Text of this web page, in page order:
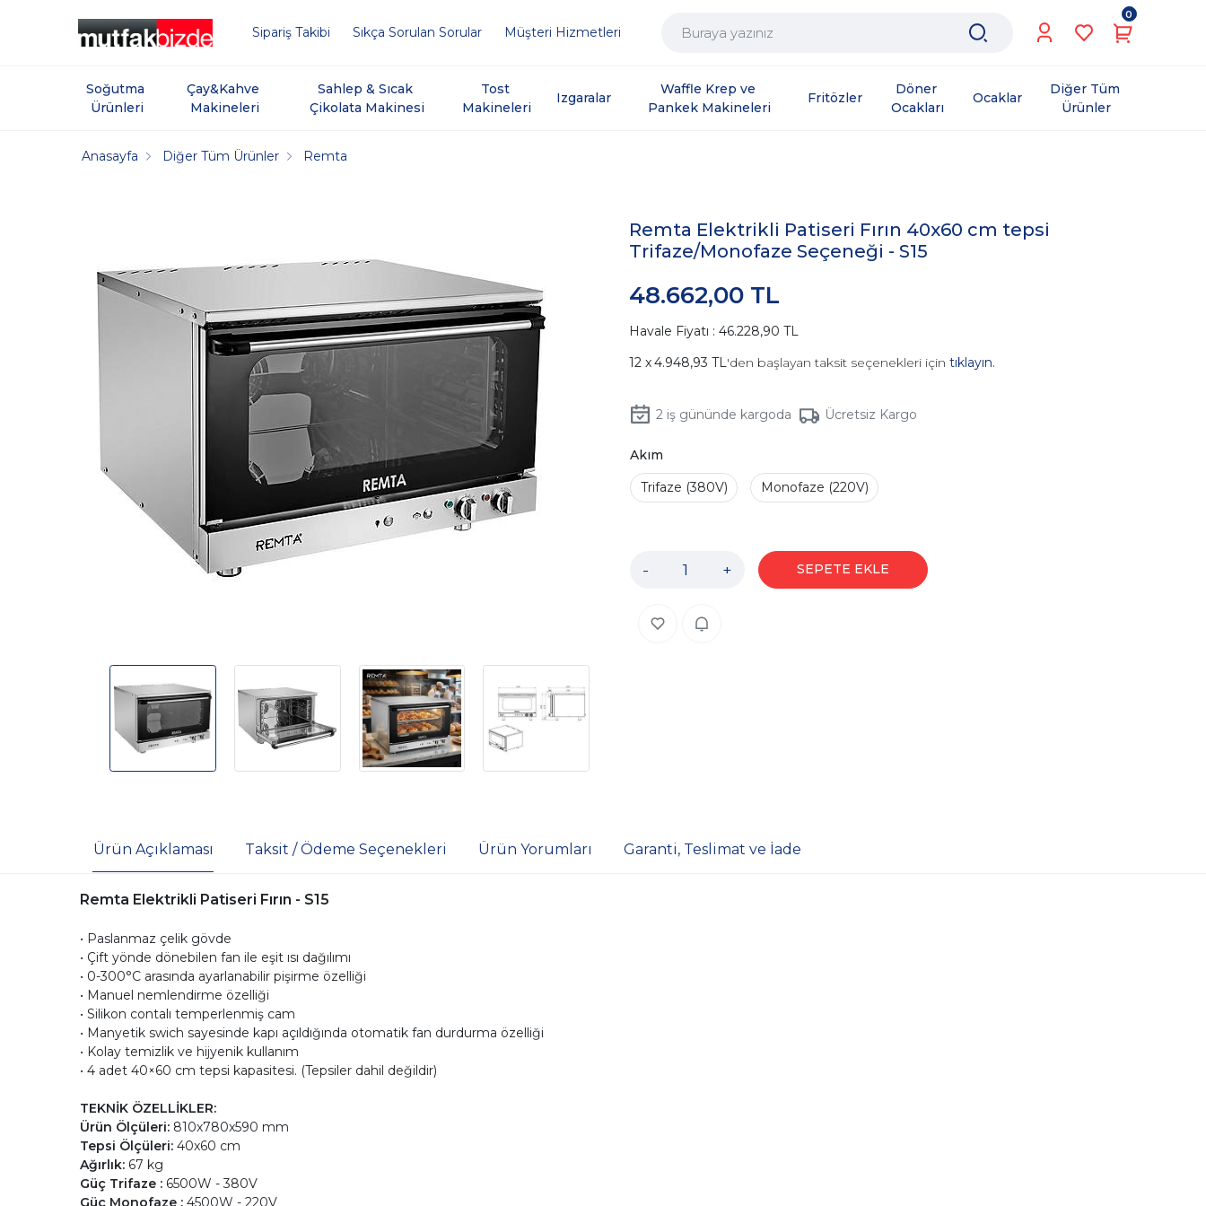
Sipariş Takibi Sıkça Sorulan Sorular Müşteri Hizmetleri
0
Soğutma
Ürünleri
Çay&Kahve
Makineleri
Sahlep & Sıcak
Çikolata Makinesi
Tost
Makineleri
Izgaralar
Waffle Krep ve
Pankek Makineleri
Fritözler
Döner
Ocakları
Ocaklar
Diğer Tüm
Ürünler
Anasayfa Diğer Tüm Ürünler Remta
Remta Elektrikli Patiseri Fırın 40x60 cm tepsi
Trifaze/Monofaze Seçeneği - S15
48.662,00 TL
Havale Fiyatı : 46.228,90 TL
4.948,93 TL'den başlayan taksit seçenekleri için tıklayın.
2iş gününde kargoda Ücretsiz Kargo
Akım
Trifaze (380V) Monofaze (220V)
- + SEPETE EKLE
Ürün Açıklaması Taksit / Ödeme Seçenekleri Ürün Yorumları Garanti, Teslimat ve İade
Remta Elektrikli Patiseri Fırın - S15
• Paslanmaz çelik gövde
• Çift yönde dönebilen fan ile eşit ısı dağılımı
• 0-300°C arasında ayarlanabilir pişirme özelliği
• Manuel nemlendirme özelliği
• Silikon contalı temperlenmiş cam
• Manyetik swich sayesinde kapı açıldığında otomatik fan durdurma özelliği
• Kolay temizlik ve hijyenik kullanım
• 4 adet 40×60 cm tepsi kapasitesi. (Tepsiler dahil değildir)
TEKNİK ÖZELLİKLER:
Ürün Ölçüleri:810x780x590 mm
Tepsi Ölçüleri:40x60 cm
Ağırlık:67 kg
Güç Trifaze :6500W - 380V
Güç Monofaze :4500W - 220V